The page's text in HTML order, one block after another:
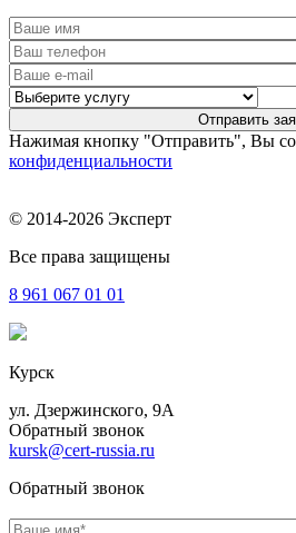
Нажимая кнопку "Отправить", Вы
конфиденциальности
© 2014-2026 Эксперт
Все права защищены
8 961 067 01 01
Курск
ул. Дзержинского, 9А
Обратный звонок
kursk@cert-russia.ru
Обратный звонок